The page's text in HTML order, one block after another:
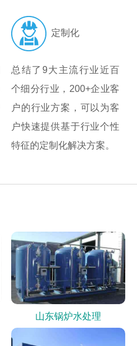
定制化
总结了9大主流行业近百
个细分行业，200+企业客
户的行业方案，可以为客
户快速提供基于行业个性
特征的定制化解决方案。
山东锅炉水处理